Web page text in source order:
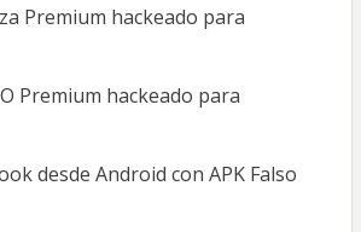
Premium hackeado para
Premium hackeado para
desde Android con APK Falso